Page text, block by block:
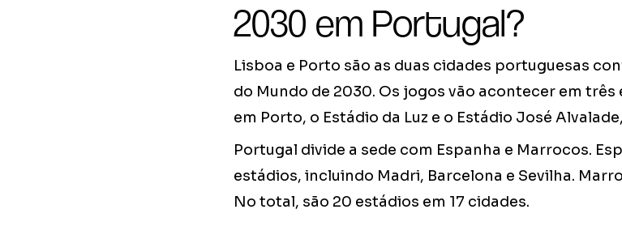
2030 em Portugal?
Lisboa e Porto são as duas cidades portuguesas
do Mundo de 2030. Os jogos vão acontecer em
em Porto, o Estádio da Luz e o Estádio José
Portugal divide a sede com Espanha e Marrocos.
estádios, incluindo Madri, Barcelona e Sevilha.
No total, são 20 estádios em 17 cidades.